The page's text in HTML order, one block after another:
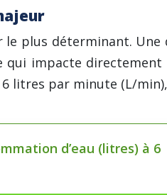
plus déterminant.
impacte
6 litres par minute (L/
d’eau (litres) à 6